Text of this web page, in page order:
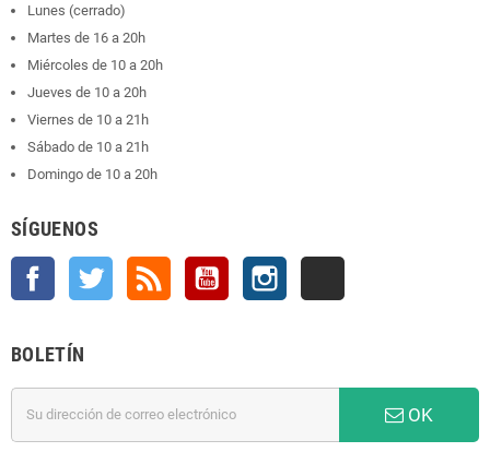
Lunes (cerrado)
Martes de 16 a 20h
Miércoles de 10 a 20h
Jueves de 10 a 20h
Viernes de 10 a 21h
Sábado de 10 a 21h
Domingo de 10 a 20h
SÍGUENOS
Facebook Twitter Rss YouTube Instagram
BOLETÍN
OK